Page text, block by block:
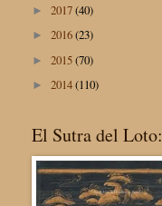
► 2017(40)
► 2016(23)
► 2015(70)
► 2014(110)
El Sutra del Loto: